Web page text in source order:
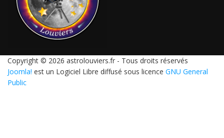
Copyright © 2026 astrolouviers.fr - Tous droits réservés
Joomla! est un Logiciel Libre diffusé sous licence GNU General
Public